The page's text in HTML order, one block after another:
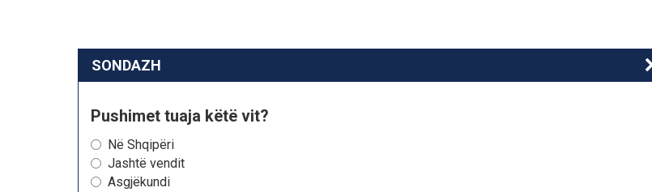
SONDAZH
Pushimet tuaja këtë vit?
Në Shqipëri
Jashtë vendit
Asgjëkundi